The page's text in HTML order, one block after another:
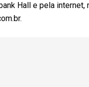
Hall e pela internet,